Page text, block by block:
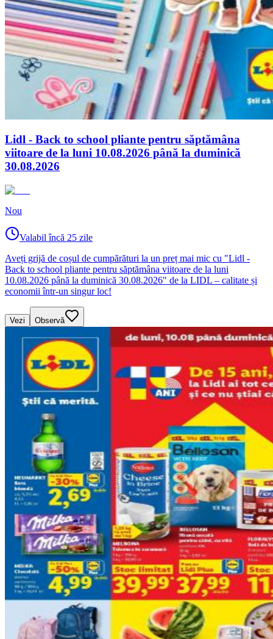
Lidl - Back to school pliante pentru săptămâna
viitoare de la luni 10.08.2026 până la duminică
30.08.2026
Nou
Valabil încă 25 zile
Aveți grijă de coșul de cumpărături la un preț mai mic cu "Lidl -
Back to school pliante pentru săptămâna viitoare de la luni
10.08.2026 până la duminică 30.08.2026" de la LIDL – calitate și
economii într-un singur loc!
Vezi Observă